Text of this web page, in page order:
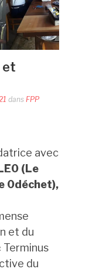
et
dans FPP
avec
(Le
0déchet),
et du
Terminus
du